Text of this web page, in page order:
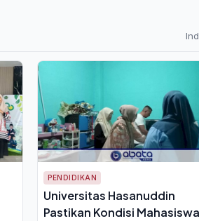
PENDIDIKAN
Universitas Hasanuddin
Pastikan Kondisi